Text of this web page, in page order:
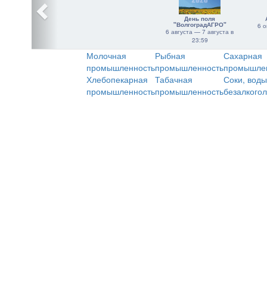
День поля
"ВолгоградАГРО"
6 августа — 7 августа в
23:59
6
Молочная
промышленность
Рыбная
промышленность
Сахарная
Хлебопекарная
промышленность
Табачная
промышленность
Соки,